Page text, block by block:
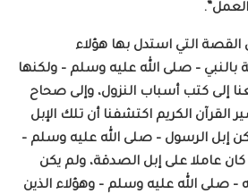
القصة التي استدل بها هؤلاء
– صلى الله عليه وسلم – ولكنها
إلى كتب أسباب النزول، وإلى صحاح
القرآن الكريم اكتشفنا أن تلك الإبل
إبل الرسول – صلى الله عليه وسلم –
كان عاملا على إبل الصدقة، ولم يكن
– صلى الله عليه وسلم – وهؤلاء الذين